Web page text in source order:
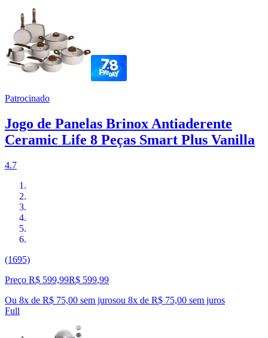
Patrocinado
Jogo de Panelas Brinox Antiaderente
Ceramic Life 8 Peças Smart Plus Vanilla
4.7
(1695)
Preço R$ 599,99R$ 599,99
Ou 8x de R$ 75,00 sem jurosou 8x de R$ 75,00 sem juros
Full